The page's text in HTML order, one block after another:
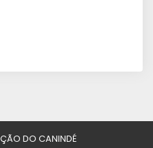
DO CANINDÉ